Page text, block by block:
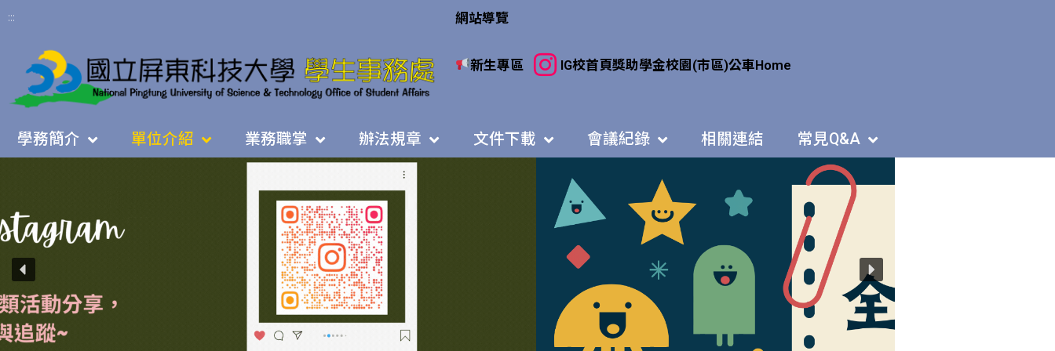
::: 網站導覽
新生專區 IG校首頁獎助學金校園(市區)公車Home
學務簡介 單位介紹 業務職掌 辦法規章 文件下載 會議紀錄 相關連結 常見Q&A